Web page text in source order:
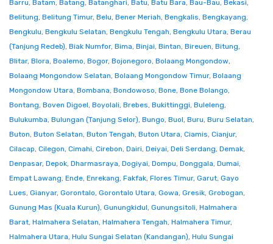
Barru, Batam, Batang, Batanghari, Batu, Batu Bara, Bau-Bau, Bekasi,
Belitung, Belitung Timur, Belu, Bener Meriah, Bengkalis, Bengkayang,
Bengkulu, Bengkulu Selatan, Bengkulu Tengah, Bengkulu Utara, Berau
(Tanjung Redeb), Biak Numfor, Bima, Binjai, Bintan, Bireuen, Bitung,
Blitar, Blora, Boalemo, Bogor, Bojonegoro, Bolaang Mongondow,
Bolaang Mongondow Selatan, Bolaang Mongondow Timur, Bolaang
Mongondow Utara, Bombana, Bondowoso, Bone, Bone Bolango,
Bontang, Boven Digoel, Boyolali, Brebes, Bukittinggi, Buleleng,
Bulukumba, Bulungan (Tanjung Selor), Bungo, Buol, Buru, Buru Selatan,
Buton, Buton Selatan, Buton Tengah, Buton Utara, Ciamis, Cianjur,
Cilacap, Cilegon, Cimahi, Cirebon, Dairi, Deiyai, Deli Serdang, Demak,
Denpasar, Depok, Dharmasraya, Dogiyai, Dompu, Donggala, Dumai,
Empat Lawang, Ende, Enrekang, Fakfak, Flores Timur, Garut, Gayo
Lues, Gianyar, Gorontalo, Gorontalo Utara, Gowa, Gresik, Grobogan,
Gunung Mas (Kuala Kurun), Gunungkidul, Gunungsitoli, Halmahera
Barat, Halmahera Selatan, Halmahera Tengah, Halmahera Timur,
Halmahera Utara, Hulu Sungai Selatan (Kandangan), Hulu Sungai